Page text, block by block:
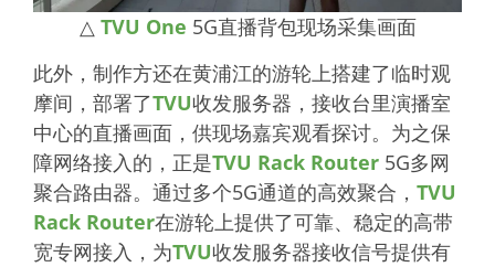
△ TVU One 5G直播背包现场采集画面
此外，制作方还在黄浦江的游轮上搭建了临时观
摩间，部署了TVU收发服务器，接收台里演播室
中心的直播画面，供现场嘉宾观看探讨。为之保
障网络接入的，正是TVU Rack Router 5G多网
聚合路由器。通过多个5G通道的高效聚合， TVU
Rack Router在游轮上提供了可靠、稳定的高带
宽专网接入，为TVU收发服务器接收信号提供有